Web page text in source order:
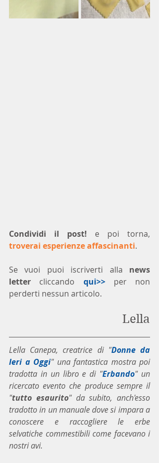
Condividi il post!
troverai esperienze affascinanti.
Se vuoi puoi iscriverti alla news
letter cliccando qui>> per non
perderti nessun articolo.
Lella
Lella Canepa, creatrice di "Donne da
Ieri a Oggi" una fantastica mostra poi
tradotta in un libro e di "Erbando" un
ricercato evento che produce sempre il
"tutto esaurito" da subito, anch'esso
tradotto in un manuale dove si impara a
conoscere e raccogliere le erbe
selvatiche commestibili come facevano i
nostri avi.